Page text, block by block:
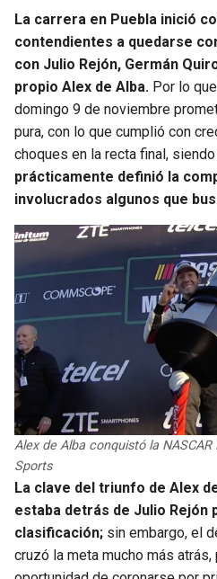
PANTHERS
SAINTS
JAZZ
La carrera en Puebla inició
contendientes a quedarse
con Julio Rejón, Germán
propio Alex de Alba. Por lo
domingo 9 de noviembre
pura, con lo que cumplió con
choques en la recta final,
prácticamente definió la
involucrados algunos que
Alex de Alba conquistó la
Sports
La clave del triunfo de Alex
estaba detrás de Julio Rejón
clasificación; sin embargo, el
cruzó la meta mucho más